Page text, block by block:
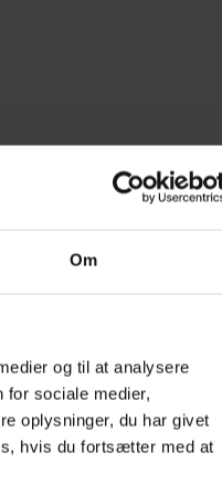
Om
og til at analysere
for sociale medier,
oplysninger, du har givet
hvis du fortsætter med at